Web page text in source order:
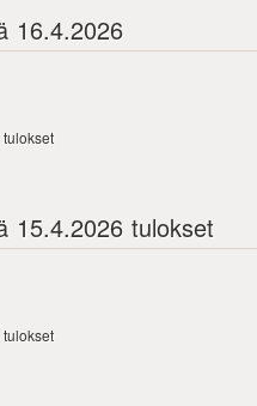
16.4.2026
15.4.2026 tulokset